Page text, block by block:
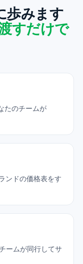
歩みます
すだけで
たのチームが
ンドの価格表をす
ームが同行してサ